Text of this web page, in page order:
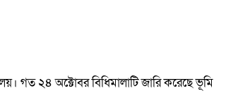
গত ২৪ অক্টোবর বিধিমালাটি জারি করেছে ভূমি